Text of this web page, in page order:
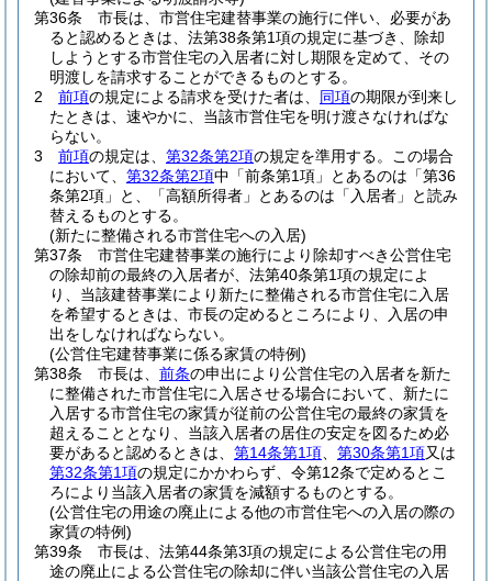
第36条
市長は、市営住宅建替事業の施行に伴い、必要があ
ると認めるときは、法第38条第1項の規定に基づき、除却
しようとする市営住宅の入居者に対し期限を定めて、その
明渡しを請求することができるものとする。
2
前項の規定による請求を受けた者は、 同項の期限が到来し
たときは、速やかに、当該市営住宅を明け渡さなければな
らない。
3
前項の規定は、 第32条第2項の規定を準用する。
この場合
において、 第32条第2項中「前条第1項」とあるのは「第36
条第2項」と、「高額所得者」とあるのは「入居者」と読み
替えるものとする。
(新たに整備される市営住宅への入居)
第37条
市営住宅建替事業の施行により除却すべき公営住宅
の除却前の最終の入居者が、法第40条第1項の規定によ
り、当該建替事業により新たに整備される市営住宅に入居
を希望するときは、市長の定めるところにより、入居の申
出をしなければならない。
(公営住宅建替事業に係る家賃の特例)
第38条
市長は、 前条の申出により公営住宅の入居者を新た
に整備された市営住宅に入居させる場合において、新たに
入居する市営住宅の家賃が従前の公営住宅の最終の家賃を
超えることとなり、当該入居者の居住の安定を図るため必
要があると認めるときは、 第14条第1項 第30条第1項又は
第32条第1項の規定にかかわらず、令第12条で定めるとこ
ろにより当該入居者の家賃を減額するものとする。
(公営住宅の用途の廃止による他の市営住宅への入居の際の
家賃の特例)
第39条
市長は、法第44条第3項の規定による公営住宅の用
途の廃止による公営住宅の除却に伴い当該公営住宅の入居